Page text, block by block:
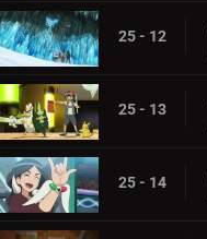
25 - 12
25 - 13
25 - 14